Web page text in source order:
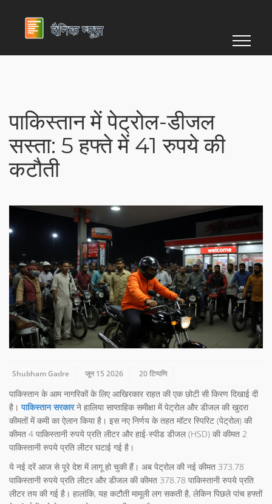
पाकिस्तान में पेट्रोल-डीजल
सस्ता: 5 हफ्ते में 41 रुपये की
कटौती
Shubham Gadre जून 15 2026 20 टिप्पणि
पाकिस्तान के आम नागरिकों के लिए आखिरकार राहत की एक छोटी सी किरण दिखाई दी
है।पाकिस्तान सरकारने हालिया साप्ताहिक समीक्षा में पेट्रोल और डीजल की खुदरा
कीमतों में कमी का ऐलान किया है। इस नए निर्णय के तहत मॉटर स्पिरिट (पेट्रोल) की
कीमत 4 पाकिस्तानी रुपये प्रति लीटर और हाई-स्पीड डीजल (HSD) की कीमत 2
पाकिस्तानी रुपये प्रति लीटर घटाई गई है।
ये नई दरें आज से पूरे देश में लागू हो चुकी हैं। अब पेट्रोल की नई कीमत 373.78
पाकिस्तानी रुपये प्रति लीटर और डीजल की कीमत 378.78 पाकिस्तानी रुपये प्रति
लीटर तय की गई है। हालांकि, यह कटौती मामूली लग सकती है, लेकिन पिछले पांच हफ्तों